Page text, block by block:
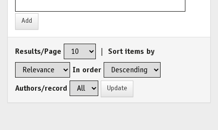
Results/Page Sort items by
In order
Authors/record